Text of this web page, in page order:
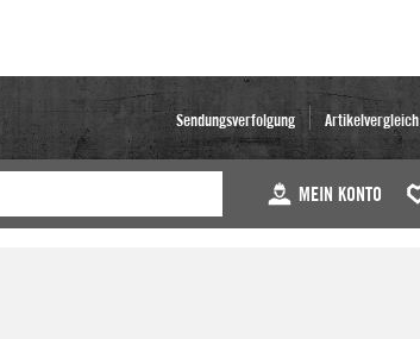
Sendungsverfolgung Artikelvergleich
MEIN KONTO